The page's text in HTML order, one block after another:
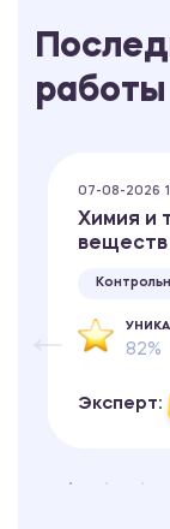
работы
07-08-2026
Химия и
веществ
82%
Эксперт: